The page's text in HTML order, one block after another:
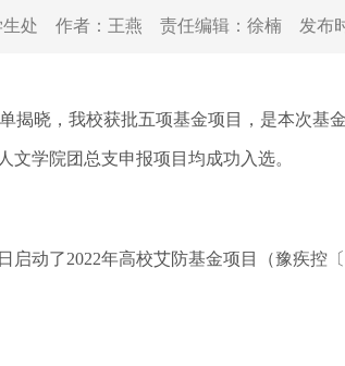
处 作者： 王燕 责任编辑： 徐楠 发布
揭晓，我校获批五项基金项目，是本次基
学院团总支申报项目均成功入选。
动了2022年高校艾防基金项目（豫疾控